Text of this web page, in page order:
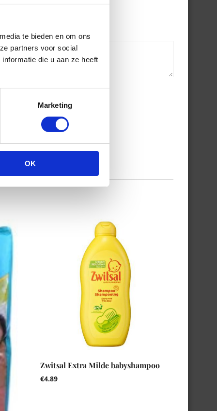
te bieden en om ons
partners voor social
die u aan ze heeft
Marketing
OK
Zwitsal Extra Milde babyshampoo
€4.89